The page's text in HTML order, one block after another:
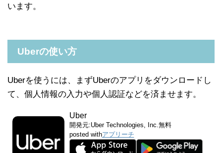
います。
Uberの使い方
Uberを使うには、まずUberのアプリをダウンロードし
て、個人情報の入力や個人認証などを済ませます。
Uber
開発元:Uber Technologies, Inc. 無料
posted withアプリーチ